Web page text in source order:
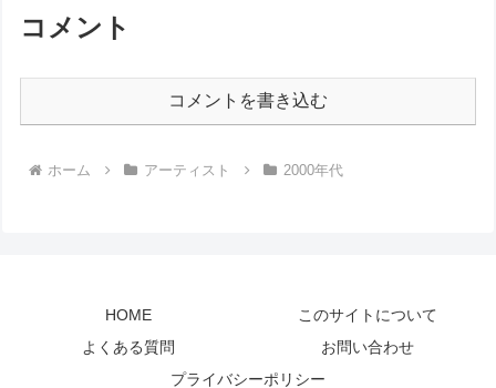
コメント
コメントを書き込む
ホーム アーティスト 2000年代
HOME
このサイトについて
よくある質問
お問い合わせ
プライバシーポリシー